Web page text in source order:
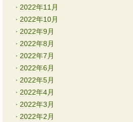
2022年11月
2022年10月
2022年9月
2022年8月
2022年7月
2022年6月
2022年5月
2022年4月
2022年3月
2022年2月